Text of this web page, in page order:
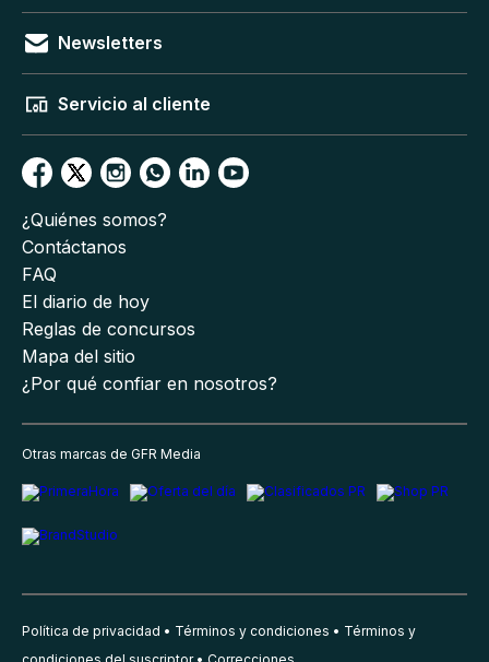
Newsletters
Servicio al cliente
¿Quiénes somos?
Contáctanos
FAQ
El diario de hoy
Reglas de concursos
Mapa del sitio
¿Por qué confiar en nosotros?
Otras marcas de GFR Media
Política de privacidad Términos y condiciones
Términos y